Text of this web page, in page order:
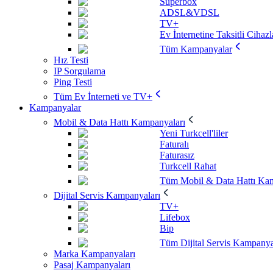
ADSL&VDSL
TV+
Ev İnternetine Taksitli
Tüm Kampanyalar
Hız Testi
IP Sorgulama
Ping Testi
Tüm Ev İnterneti ve TV+
Kampanyalar
Mobil & Data Hattı Kampanyaları
Yeni Turkcell'liler
Faturalı
Faturasız
Turkcell Rahat
Tüm Mobil & Data Hattı
Dijital Servis Kampanyaları
TV+
Lifebox
Bip
Tüm Dijital Servis
Marka Kampanyaları
Pasaj Kampanyaları